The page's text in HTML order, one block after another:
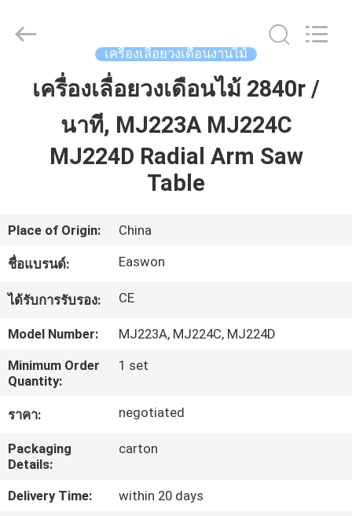
บ้าน
สินค้า
กับ
ทัวร์
โรงงาน
คุณภาพ
Ruixiang
Import
เครื่องเลื่อยวงเดือนงานไม้
เครื่องเลื่อยวงเดือนไม้ 2840r /
นาที, MJ223A MJ224C
MJ224D Radial Arm Saw
Table
Place of Origin: China
ชื่อแบรนด์: Easwon
ได้รับการรับรอง: CE
Model Number:
MJ223A, MJ224C, MJ224D
Minimum Order
Quantity:
1 set
ราคา: negotiated
Packaging
Details:
carton
Delivery Time:
within 20 days